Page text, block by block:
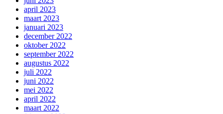
april 2023
maart 2023
januari 2023
december 2022
oktober 2022
september 2022
augustus 2022
juli 2022
juni 2022
mei 2022
april 2022
maart 2022